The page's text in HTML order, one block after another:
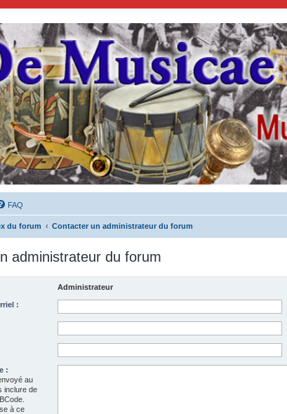
Militari - Forums
FAQ
du forum Contacter un administrateur du forum
administrateur du forum
Administrateur
:
:
au
inclure de
à ce